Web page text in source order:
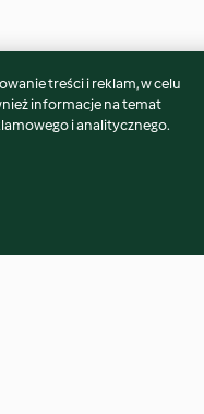
treści i reklam, w celu
informacje na temat
i analitycznego.